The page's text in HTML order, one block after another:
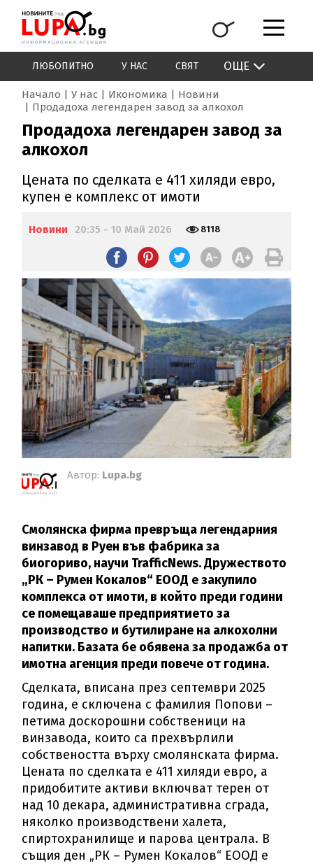
ЛЮБОПИТНО У НАС СВЯТ ОЩЕ
Начало У нас Икономика
Новини
Продадоха легендарен завод за алкохол
Продадоха легендарен завод за
алкохол
Цената по сделката е 411 хиляди евро,
купен е комплекс от имоти
Новини 20:35 - 10 Май 2026 8118
Автор: Lupa.bg
Смолянска фирма превръща легендарния
винзавод в Руен във фабрика за
биогориво, научи TrafficNews. Дружеството
„РК – Румен Кокалов“ ЕООД е закупило
комплекса от имоти, в който преди години
се помещаваше предприятието за
производство и бутилиране на алкохолни
напитки. Базата бе обявена за продажба от
имотна агенция преди повече от година.
Сделката, вписана през септември 2025
година, е сключена с фамилия Попови –
петима доскорошни собственици на
винзавода, които са прехвърлили
собствеността върху смолянската фирма.
Цената по сделката е 411 хиляди евро, а
придобитите активи включват терен от
над 10 декара, административна сграда,
няколко производствени халета,
спиртохранилище и парова централа. В
същия ден „РК – Румен Кокалов“ ЕООД е